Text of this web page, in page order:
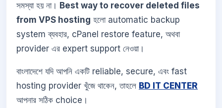
সমস্যা হয় না। Best way to recover deleted files
from VPS hosting হলো automatic backup
system ব্যবহার, cPanel restore feature, অথবা
provider এর expert support নেওয়া।
বাংলাদেশে যদি আপনি একটি reliable, secure, এবং fast
hosting provider খুঁজে থাকেন, তাহলে BD IT CENTER
আপনার সঠিক choice।